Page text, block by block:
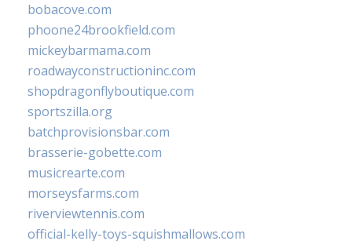
bobacove.com
phoone24brookfield.com
mickeybarmama.com
roadwayconstructioninc.com
shopdragonflyboutique.com
sportszilla.org
batchprovisionsbar.com
brasserie-gobette.com
musicrearte.com
morseysfarms.com
riverviewtennis.com
official-kelly-toys-squishmallows.com